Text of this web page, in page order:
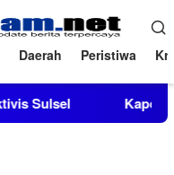
Daerah Peristiwa
Kapolres Polewali